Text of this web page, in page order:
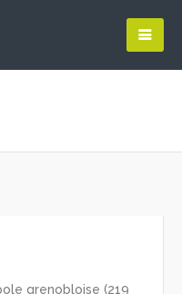
grenobloise (219